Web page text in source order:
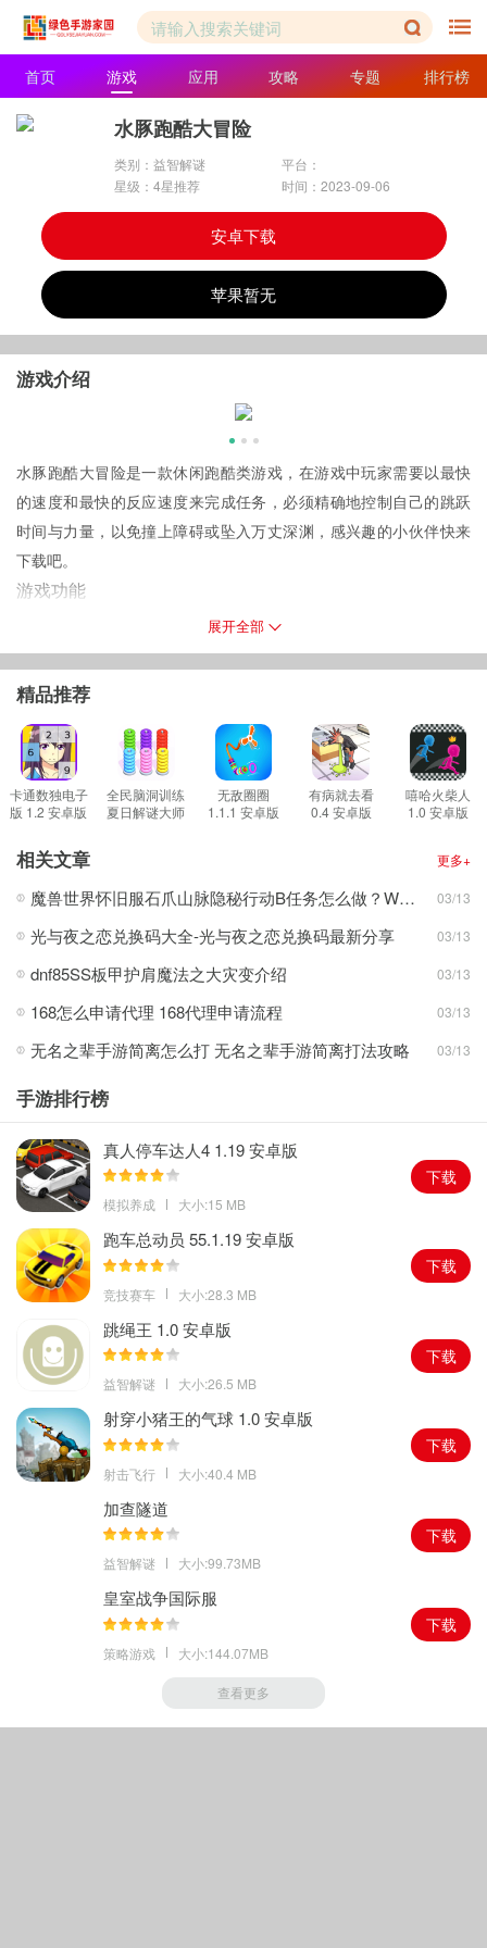
首页 游戏 应用 攻略 专题 排行榜
水豚跑酷大冒险
类别：益智解谜
平台：
星级：4星推荐
时间：2023-09-06
安卓下载
苹果暂无
游戏介绍
水豚跑酷大冒险是一款休闲跑酷类游戏，在游戏中玩家需要以最快
的速度和最快的反应速度来完成任务，必须精确地控制自己的跳跃
时间与力量，以免撞上障碍或坠入万丈深渊，感兴趣的小伙伴快来
下载吧。
游戏功能
1。以一只可爱的小水豚为主角，你将驾驶小水豚去探险，跑酷感受
2。各种类型和难度级别，让玩家在各种情况下进行探索，考验他们
的机动性和应变能力。
3。这个游戏里有很多可收藏的物品和奖励。你可以收集并使用这些
物品来提高你的力量和表现。
游戏集锦
1。画面丰富，有森林，有城市，有海洋。每张图片都有自己独特的
画面，赏心悦目。
3。触摸滑动操作简单直观，方便玩家上手。
游戏评测
1。你将控制水豚在各种场景中游泳，通过跳跃、滑行和躲避障碍物
来收集各种物品和奖品。
获得新的级别。
3。玩家可以从收集装备和任务中获得相应的奖励，这些奖励将用于
开启新技能。
展开全部
精品推荐
卡通数独电子
版 1.2 安卓版
全民脑洞训练
夏日解谜大师
无敌圈圈
1.1.1 安卓版
有病就去看
0.4 安卓版
嘻哈火柴人
1.0 安卓版
相关文章 更多+
魔兽世界怀旧服石爪山脉隐秘行动B任务怎么做？WOW怀旧服风险投资公司函件在哪儿？ 03/13
光与夜之恋兑换码大全-光与夜之恋兑换码最新分享 03/13
dnf85SS板甲护肩魔法之大灾变介绍 03/13
168怎么申请代理 168代理申请流程 03/13
无名之辈手游简离怎么打 无名之辈手游简离打法攻略 03/13
手游排行榜
真人停车达人4 1.19 安卓版
模拟养成 大小:15 MB
下载
跑车总动员 55.1.19 安卓版
竞技赛车 大小:28.3 MB
下载
跳绳王 1.0 安卓版
益智解谜 大小:26.5 MB
下载
射穿小猪王的气球 1.0 安卓版
射击飞行 大小:40.4 MB
下载
加查隧道
益智解谜 大小:99.73MB
下载
皇室战争国际服
策略游戏 大小:144.07MB
下载
查看更多